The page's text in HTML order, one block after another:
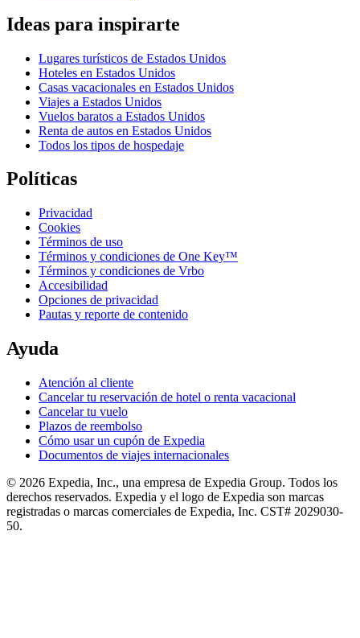
Ideas para inspirarte
Lugares turísticos de Estados Unidos
Hoteles en Estados Unidos
Casas vacacionales en Estados Unidos
Viajes a Estados Unidos
Vuelos baratos a Estados Unidos
Renta de autos en Estados Unidos
Todos los tipos de hospedaje
Políticas
Privacidad
Cookies
Términos de uso
Términos y condiciones de One Key™
Términos y condiciones de Vrbo
Accesibilidad
Opciones de privacidad
Pautas y reporte de contenido
Ayuda
Atención al cliente
Cancelar tu reservación de hotel o renta vacacional
Cancelar tu vuelo
Plazos de reembolso
Cómo usar un cupón de Expedia
Documentos de viajes internacionales
© 2026 Expedia, Inc., una empresa de Expedia Group. Todos los
derechos reservados. Expedia y el logo de Expedia son marcas
registradas o marcas comerciales de Expedia, Inc. CST# 2029030-
50.